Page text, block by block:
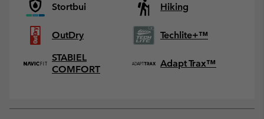
Stortbui Hiking
OutDry
Techlite+™
STABIEL
COMFORT
Adapt Trax™